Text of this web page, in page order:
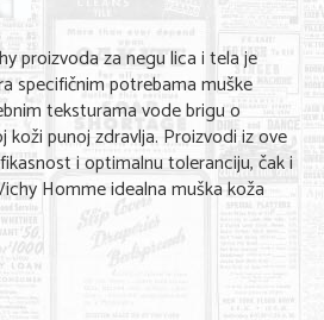
proizvoda za negu lica i tela je
specifičnim potrebama muške
teksturama vode brigu o
koži punoj zdravlja. Proizvodi iz ove
i optimalnu toleranciju, čak i
Homme idealna muška koža